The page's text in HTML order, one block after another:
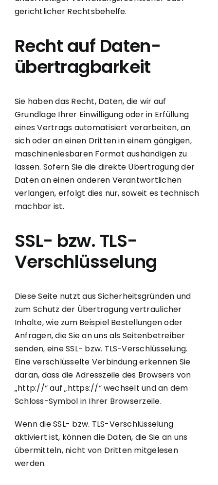
gerichtlicher Rechtsbehelfe.
Recht auf Daten­
übertrag­barkeit
Sie haben das Recht, Daten, die wir auf
Grundlage Ihrer Einwilligung oder in Erfüllung
eines Vertrags automatisiert verarbeiten, an
sich oder an einen Dritten in einem gängigen,
maschinenlesbaren Format aushändigen zu
lassen. Sofern Sie die direkte Übertragung der
Daten an einen anderen Verantwortlichen
verlangen, erfolgt dies nur, soweit es technisch
machbar ist.
SSL- bzw. TLS-
Verschlüsselung
Diese Seite nutzt aus Sicherheitsgründen und
zum Schutz der Übertragung vertraulicher
Inhalte, wie zum Beispiel Bestellungen oder
Anfragen, die Sie an uns als Seitenbetreiber
senden, eine SSL- bzw. TLS-Verschlüsselung.
Eine verschlüsselte Verbindung erkennen Sie
daran, dass die Adresszeile des Browsers von
„http://“ auf „https://“ wechselt und an dem
Schloss-Symbol in Ihrer Browserzeile.
Wenn die SSL- bzw. TLS-Verschlüsselung
aktiviert ist, können die Daten, die Sie an uns
übermitteln, nicht von Dritten mitgelesen
werden.